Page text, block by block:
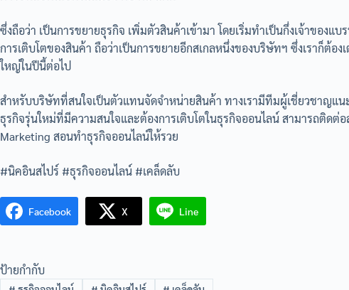
ซึ่งถือว่า เป็นการขยายธุรกิจ เพิ่มตัวสินค้าเข้ามา โดยเริ่มทำเป็นกึ่งเจ้าของแ
การเติบโตของสินค้า ถือว่าเป็นการขยายอีกสเกลหนึ่งของบริษัทฯ ซึ่งเราก็ต้อ
ใหญ่ในปีนี้ต่อไป
สำหรับบริษัทที่สนใจเป็นตัวแทนจัดจำหน่ายสินค้า ทางเรามีทีมผู้เชี่ยวชาญแน
ธุรกิจรุ่นใหม่ที่มีความสนใจและต้องการเติบโตในธุรกิจออนไลน์ สามารถติดต่
Marketing สอนทำธุรกิจออนไลน์ให้รวย
#นิคอินสไปร์ #ธุรกิจออนไลน์ #เคล็ดลับ
Facebook X Line
ป้ายกำกับ